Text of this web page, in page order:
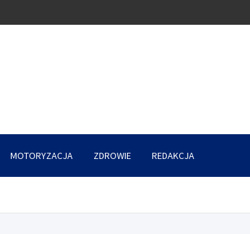
MOTORYZACJA ZDROWIE REDAKCJA